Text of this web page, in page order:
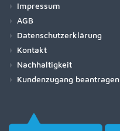
Impressum
AGB
Datenschutzerklärung
Kontakt
Nachhaltigkeit
Kundenzugang beantragen